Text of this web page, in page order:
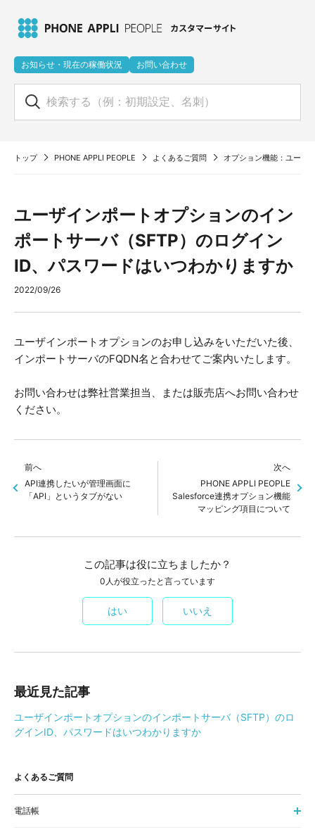
お知らせ・現在の稼働状況 お問い合わせ
トップ PHONE APPLI PEOPLE よくあるご質問 オプション機能：ユーザ
ユーザインポートオプションのイン
ポートサーバ（SFTP）のログイン
ID、パスワードはいつわかりますか
2022/09/26
ユーザインポートオプションのお申し込みをいただいた後、
インポートサーバのFQDN名と合わせてご案内いたします。
お問い合わせは弊社営業担当、または販売店へお問い合わせ
ください。
前へ
API連携したいが管理画面に
「API」というタブがない
次へ
PHONE APPLI PEOPLE
Salesforce連携オプション機能
マッピング項目について
この記事は役に立ちましたか？
0人が役立ったと言っています
はい いいえ
最近見た記事
ユーザインポートオプションのインポートサーバ（SFTP）のロ
グインID、パスワードはいつわかりますか
よくあるご質問
電話帳